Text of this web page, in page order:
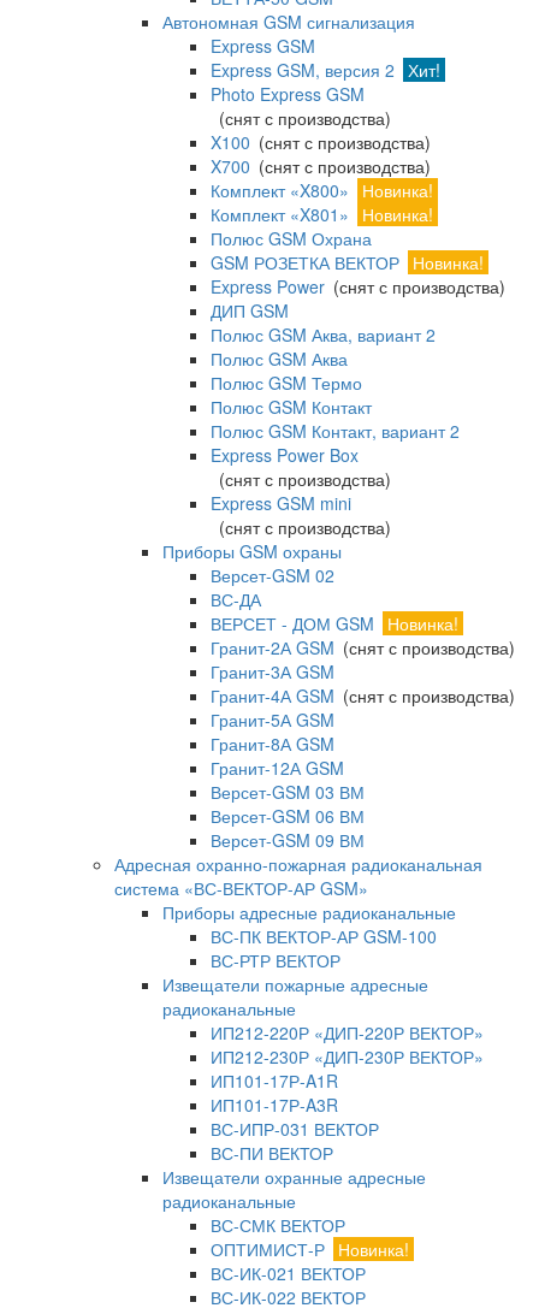
Автономная GSM сигнализация
Express GSM
Express GSM, версия 2 Хит!
Photo Express GSM
(снят с производства)
X100 (снят с производства)
X700 (снят с производства)
Комплект «X800»
Новинка!
Комплект «X801»
Новинка!
Полюс GSM Охрана
GSM РОЗЕТКА ВЕКТОР Новинка!
Express Power (снят с производства)
ДИП GSM
Полюс GSM Аква, вариант 2
Полюс GSM Аква
Полюс GSM Термо
Полюс GSM Контакт
Полюс GSM Контакт, вариант 2
Express Power Box
(снят с производства)
Express GSM mini
(снят с производства)
Приборы GSM охраны
Версет-GSM 02
ВС-ДА
ВЕРСЕТ - ДОМ GSM
Новинка!
Гранит-2А GSM (снят с производства)
Гранит-3А GSM
Гранит-4А GSM (снят с производства)
Гранит-5А GSM
Гранит-8А GSM
Гранит-12А GSM
Версет-GSM 03 ВМ
Версет-GSM 06 ВМ
Версет-GSM 09 ВМ
Адресная охранно-пожарная радиоканальная
система «ВС-ВЕКТОР-АР GSM»
Приборы адресные радиоканальные
ВС-ПК ВЕКТОР-АР GSM-100
ВС-РТР ВЕКТОР
Извещатели пожарные адресные
радиоканальные
ИП212-220Р «ДИП-220Р ВЕКТОР»
ИП212-230Р «ДИП-230Р ВЕКТОР»
ИП101-17Р-A1R
ИП101-17Р-A3R
ВС-ИПР-031 ВЕКТОР
ВС-ПИ ВЕКТОР
Извещатели охранные адресные
радиоканальные
ВС-СМК ВЕКТОР
ОПТИМИСТ-Р Новинка!
ВС-ИК-021 ВЕКТОР
ВС-ИК-022 ВЕКТОР